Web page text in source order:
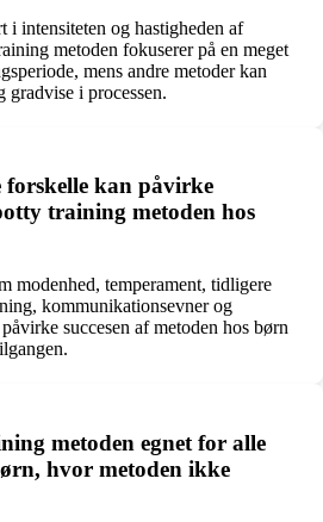
intensiteten og hastigheden af
metoden fokuserer på en meget
mens andre metoder kan
gradvise i processen.
kan påvirke
training metoden hos
modenhed, temperament, tidligere
kommunikationsevner og
succesen af metoden hos børn
metoden egnet for alle
hvor metoden ikke